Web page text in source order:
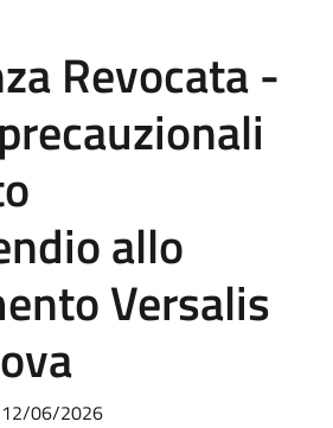
Revocata -
allo
Versalis
12/06/2026